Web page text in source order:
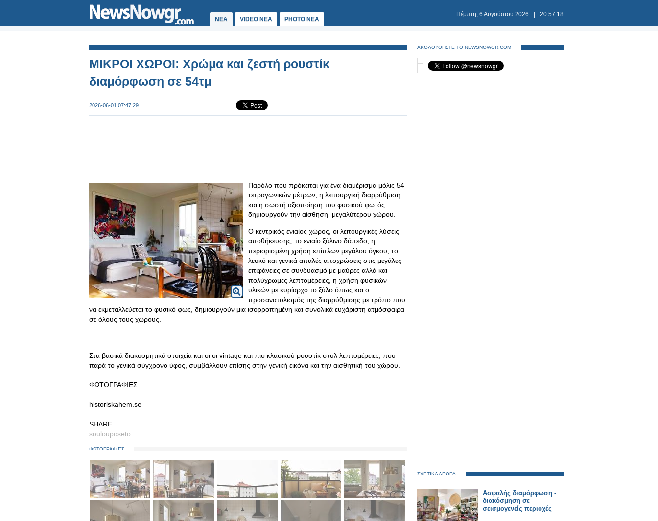
ΝΕΑ VIDEO NEA PHOTO NEA
Πέμπτη, 6 Αυγούστου 2026 20:57:19
ΜΙΚΡΟΙ ΧΩΡΟΙ: Χρώμα και ζεστή ρουστίκ
διαμόρφωση σε 54τμ
2026-06-01 07:47:29
Παρόλο που πρόκειται για ένα διαμέρισμα μόλις 54
τετραγωνικών μέτρων, η λειτουργική διαρρύθμιση
και η σωστή αξιοποίηση του φυσικού φωτός
δημιουργούν την αίσθηση μεγαλύτερου χώρου.
Ο κεντρικός ενιαίος χώρος, οι λειτουργικές λύσεις
αποθήκευσης, το ενιαίο ξύλινο δάπεδο, η
περιορισμένη χρήση επίπλων μεγάλου όγκου, το
λευκό και γενικά απαλές αποχρώσεις στις μεγάλες
επιφάνειες σε συνδυασμό με μαύρες αλλά και
πολύχρωμες λεπτομέρειες, η χρήση φυσικών
υλικών με κυρίαρχο το ξύλο όπως και ο
προσανατολισμός της διαρρύθμισης με τρόπο που
να εκμεταλλεύεται το φυσικό φως, δημιουργούν μια ισορροπημένη και συνολικά ευχάριστη ατμόσφαιρα
σε όλους τους χώρους.
Στα βασικά διακοσμητικά στοιχεία και οι οι vintage και πιο κλασικού ρουστίκ στυλ λεπτομέρειες, που
παρά το γενικά σύγχρονο ύφος, συμβάλλουν επίσης στην γενική εικόνα και την αισθητική του χώρου.
ΦΩΤΟΓΡΑΦΙΕΣ
historiskahem.se
SHARE
soulouposeto
ΦΩΤΟΓΡΑΦΙΕΣ
ΑΚΟΛΟΥΘΗΣΤΕ ΤΟ NEWSNOWGR.COM
ΣΧΕΤΙΚΑ ΑΡΘΡΑ
Ασφαλής διαμόρφωση -
διακόσμηση σε
σεισμογενείς περιοχές